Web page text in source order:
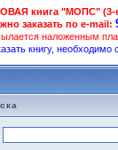
книга "МОПС" (3-
заказать по e-mail:
наложенным
книгу,